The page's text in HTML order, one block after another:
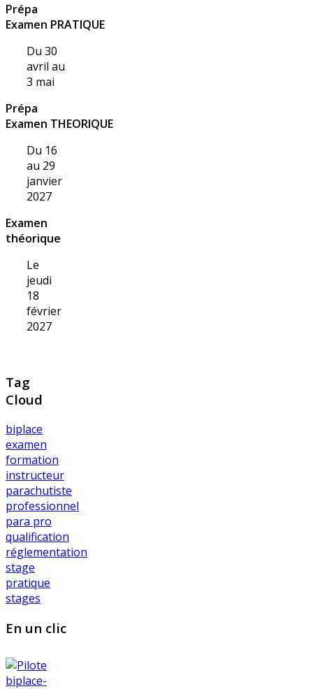
Prépa
Examen PRATIQUE
Du 30
avril au
3 mai
Prépa
Examen THEORIQUE
Du 16
au 29
janvier
2027
Examen
théorique
Le
jeudi
18
février
2027
Tag
Cloud
biplace
examen
formation
instructeur
parachutiste
professionnel
para pro
qualification
réglementation
stage
pratique
stages
En un clic